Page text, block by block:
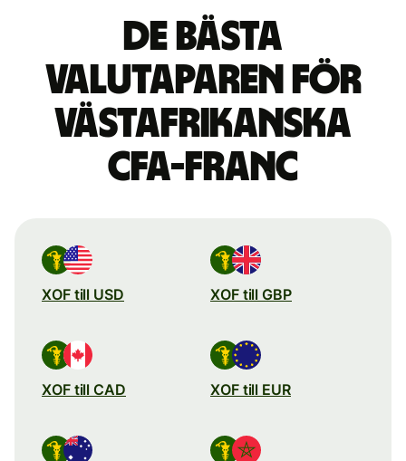
De bästa
valutaparen för
västafrikanska
CFA-franc
XOF till USD XOF till GBP
XOF till CAD XOF till EUR